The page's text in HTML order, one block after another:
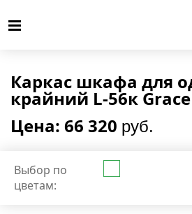
Каркас шкафа для
крайний L-56к
Цена: 66 320 руб.
Выбор по
цветам: